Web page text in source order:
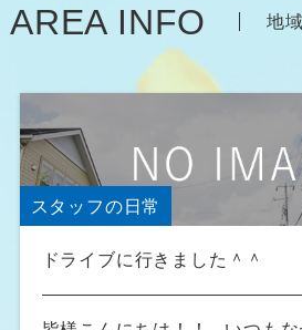
AREA INFO 地
スタッフの日常
ドライブに行きました＾＾